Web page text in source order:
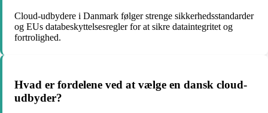
Cloud-udbydere i Danmark følger strenge sikkerhedsstandarder
og EUs databeskyttelsesregler for at sikre dataintegritet og
fortrolighed.
Hvad er fordelene ved at vælge en dansk cloud-
udbyder?